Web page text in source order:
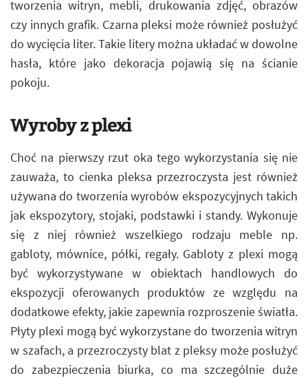
tworzenia witryn, mebli, drukowania zdjęć, obrazów
czy innych grafik. Czarna pleksi może również posłużyć
do wycięcia liter. Takie litery można układać w dowolne
hasła, które jako dekoracja pojawią się na ścianie
pokoju.
Wyroby z plexi
Choć na pierwszy rzut oka tego wykorzystania się nie
zauważa, to cienka pleksa przezroczysta jest również
używana do tworzenia wyrobów ekspozycyjnych takich
jak ekspozytory, stojaki, podstawki i standy. Wykonuje
się z niej również wszelkiego rodzaju meble np.
gabloty, mównice, półki, regały. Gabloty z plexi mogą
być wykorzystywane w obiektach handlowych do
ekspozycji oferowanych produktów ze względu na
dodatkowe efekty, jakie zapewnia rozproszenie światła.
Płyty plexi mogą być wykorzystane do tworzenia witryn
w szafach, a przezroczysty blat z pleksy może posłużyć
do zabezpieczenia biurka, co ma szczególnie duże